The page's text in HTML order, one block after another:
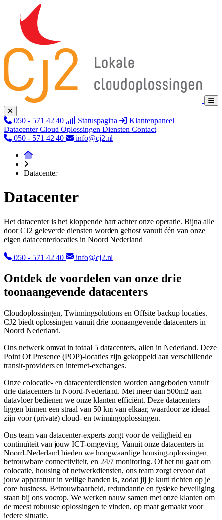
050 - 571 42 40 Statuspagina
Klantenpaneel
Datacenter Cloud Oplossingen Diensten Contact
050 - 571 42 40
info@cj2.nl
Datacenter
Datacenter
Het datacenter is het kloppende hart achter onze operatie. Bijna alle
door CJ2 geleverde diensten worden gehost vanuit één van onze
eigen datacenterlocaties in Noord Nederland
050 - 571 42 40 info@cj2.nl
Ontdek de voordelen van onze drie
toonaangevende datacenters
Cloudoplossingen, Twinningsolutions en Offsite backup locaties.
CJ2 biedt oplossingen vanuit drie toonaangevende datacenters in
Noord Nederland.
Ons netwerk omvat in totaal 5 datacenters, allen in Nederland. Deze
Point Of Presence (POP)-locaties zijn gekoppeld aan verschillende
transit-providers en internet-exchanges.
Onze colocatie- en datacenterdiensten worden aangeboden vanuit
drie datacenters in Noord-Nederland. Met meer dan 500m2 aan
datavloer bedienen we onze klanten efficiënt. Deze datacenters
liggen binnen een straal van 50 km van elkaar, waardoor ze ideaal
zijn voor (private) cloud- en twinningoplossingen.
Ons team van datacenter-experts zorgt voor de veiligheid en
continuïteit van jouw ICT-omgeving. Vanuit onze datacenters in
Noord-Nederland bieden we hoogwaardige housing-oplossingen,
betrouwbare connectiviteit, en 24/7 monitoring. Of het nu gaat om
colocatie, housing of netwerkdiensten, ons team zorgt ervoor dat
jouw apparatuur in veilige handen is, zodat jij je kunt richten op je
core business. Betrouwbaarheid, redundantie en fysieke beveiliging
staan bij ons voorop. We werken nauw samen met onze klanten om
de meest robuuste oplossingen te vinden, op maat gemaakt voor
iedere situatie.